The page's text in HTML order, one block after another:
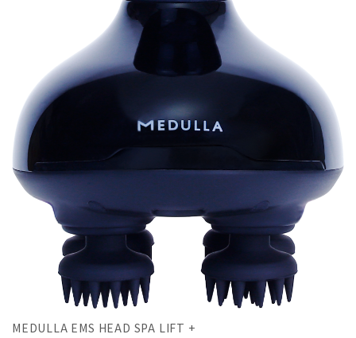
MEDULLA EMS HEAD SPA LIFT +